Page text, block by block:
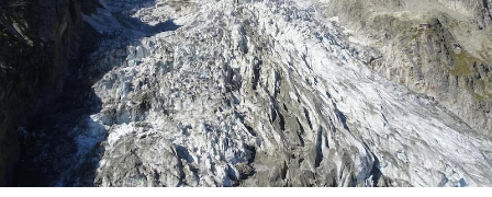
PODCAST
NEWSLETTER